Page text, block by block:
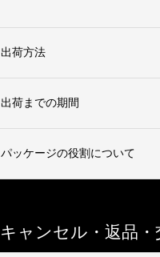
出荷方法
出荷までの期間
パッケージの役割について
キャンセル・返品